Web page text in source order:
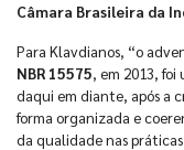
Câmara Brasileira da
Para Klavdianos, “o
NBR 15575, em 2013,
daqui em diante, após a
forma organizada e
da qualidade nas